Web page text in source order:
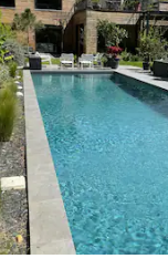
média de 5, 112